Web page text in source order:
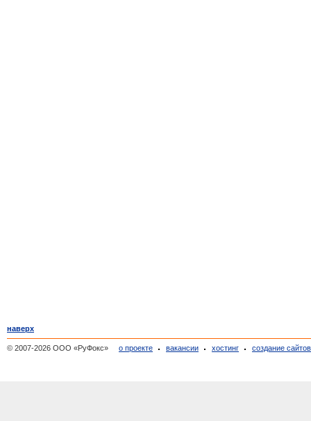
наверх
© 2007-2026 ООО «РуФокс» о проекте вакансии хостинг создание сайтов